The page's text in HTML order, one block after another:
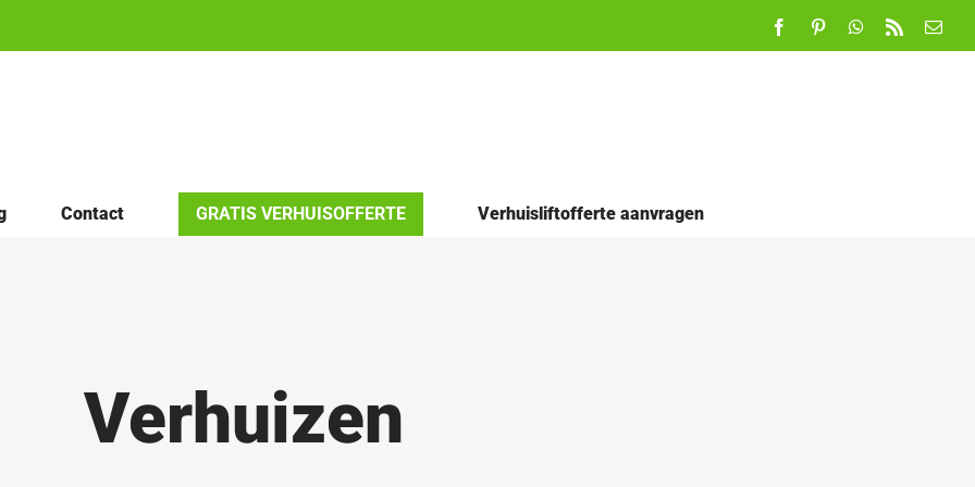
FacebookPinterestWhatsApp
Rss
E-
Contact GRATIS VERHUISOFFERTE Verhuisliftofferte aanvragen
Verhuizen